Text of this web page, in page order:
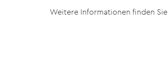
Weitere Informationen finden Sie